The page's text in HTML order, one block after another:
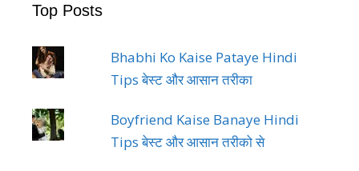
Top Posts
Bhabhi Ko Kaise Pataye Hindi
Tips बेस्ट और आसान तरीका
Boyfriend Kaise Banaye Hindi
Tips बेस्ट और आसान तरीको से